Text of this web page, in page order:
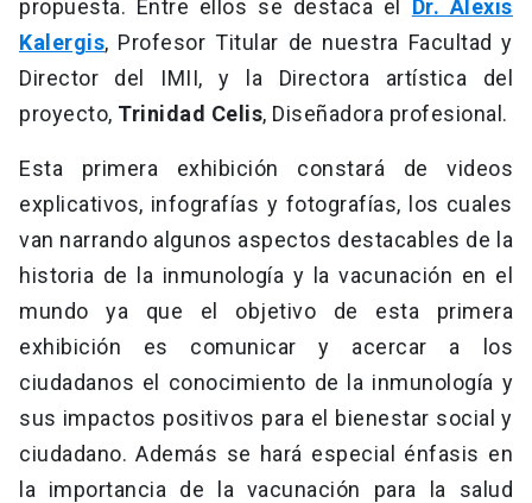
propuesta. Entre ellos se destaca el Dr. Alexis
Kalergis, Profesor Titular de nuestra Facultad y
Director del IMII, y la Directora artística del
proyecto, Trinidad Celis, Diseñadora profesional.
Esta primera exhibición constará de videos
explicativos, infografías y fotografías, los cuales
van narrando algunos aspectos destacables de la
historia de la inmunología y la vacunación en el
mundo ya que el objetivo de esta primera
exhibición es comunicar y acercar a los
ciudadanos el conocimiento de la inmunología y
sus impactos positivos para el bienestar social y
ciudadano. Además se hará especial énfasis en
la importancia de la vacunación para la salud